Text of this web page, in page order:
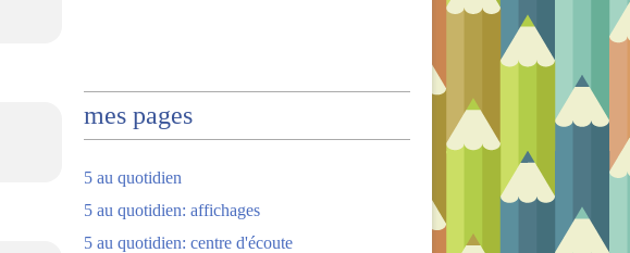
mes pages
5 au quotidien
5 au quotidien: affichages
5 au quotidien: centre d'écoute